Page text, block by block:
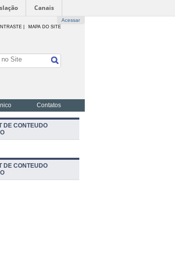
Canais
Acessar
| MAPA DO SITE
Contatos
DE CONTEUDO
DE CONTEUDO